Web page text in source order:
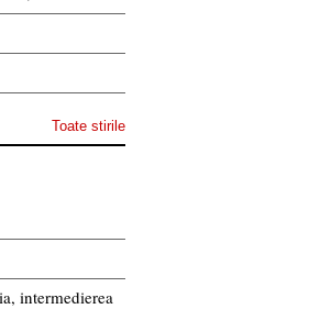
Toate stirile
intermedierea